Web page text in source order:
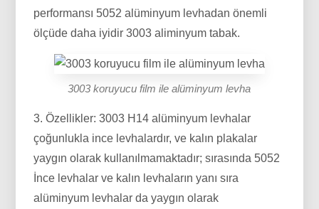
performansı 5052 alüminyum levhadan önemli
ölçüde daha iyidir 3003 aliminyum tabak. ​
3003 koruyucu film ile alüminyum levha
3. Özellikler: 3003 H14 alüminyum levhalar
çoğunlukla ince levhalardır, ve kalın plakalar
yaygın olarak kullanılmamaktadır; sırasında 5052
İnce levhalar ve kalın levhaların yanı sıra
alüminyum levhalar da yaygın olarak